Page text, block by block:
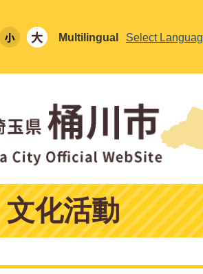
Multilingual Select
化活動